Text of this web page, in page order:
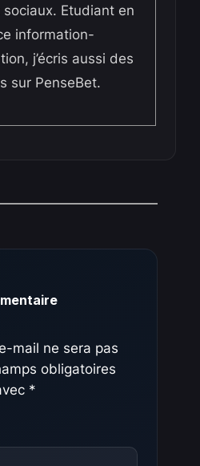
sociaux. Etudiant en
information-
j’écris aussi des
sur PenseBet.
mail ne sera pas
obligatoires
*